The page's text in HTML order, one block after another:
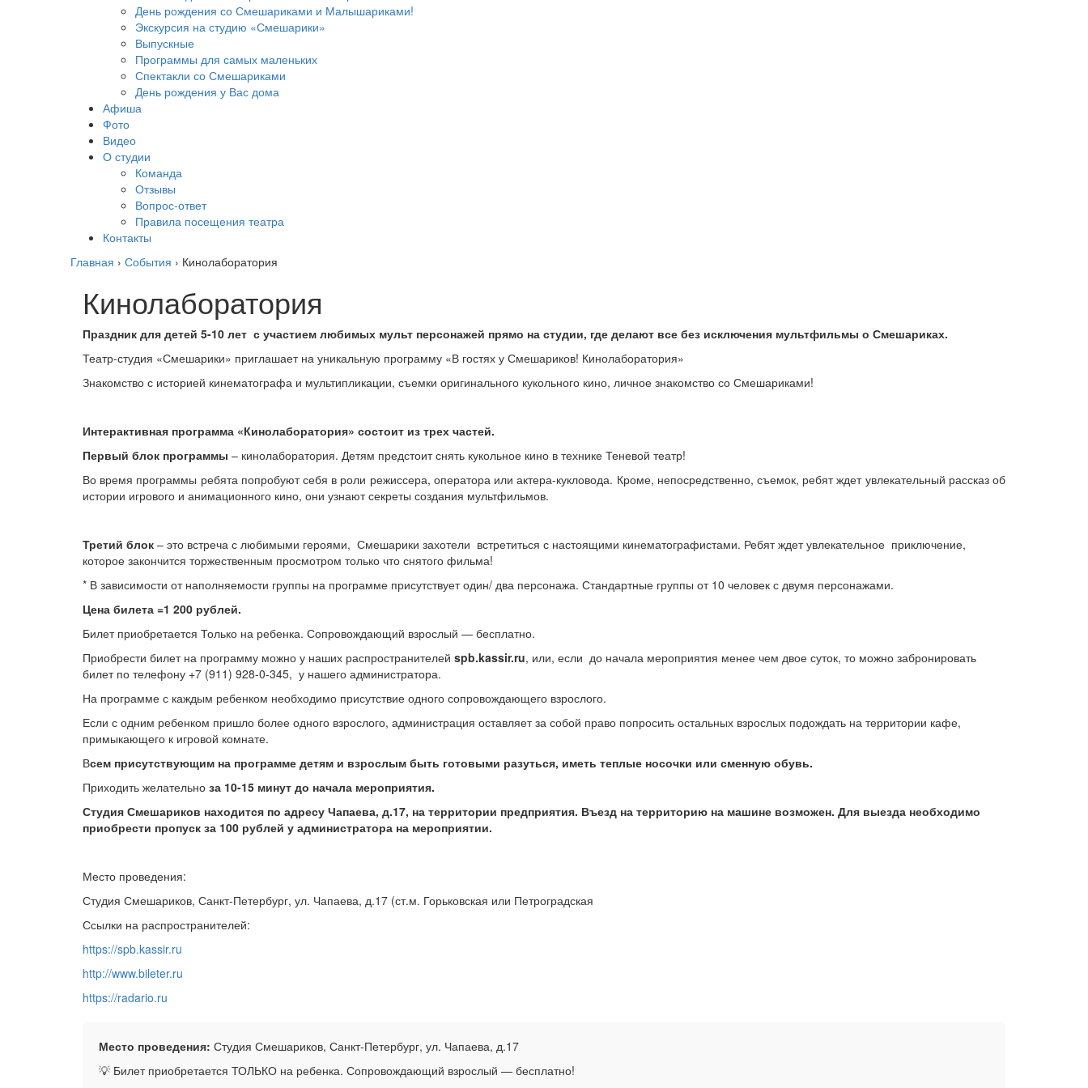
День рождения со Смешариками и Малышариками!
Экскурсия на студию «Смешарики»
Выпускные
Программы для самых маленьких
Спектакли со Смешариками
День рождения у Вас дома
Афиша
Фото
Видео
О студии
Команда
Отзывы
Вопрос-ответ
Правила посещения театра
Контакты
Главная › События › Кинолаборатория
Кинолаборатория
Праздник для детей 5-10 лет с участием любимых мульт персонажей прямо на студии, где делают все без исключения мультфильмы о Смешариках.
Театр-студия «Смешарики» приглашает на уникальную программу «В гостях у Смешариков! Кинолаборатория»
Знакомство с историей кинематографа и мультипликации, съемки оригинального кукольного кино, личное знакомство со Смешариками!
Интерактивная программа «Кинолаборатория» состоит из трех частей.
Первый блок программы – кинолаборатория. Детям предстоит снять кукольное кино в технике Теневой театр!
Во время программы ребята попробуют себя в роли режиссера, оператора или актера-кукловода. Кроме, непосредственно, съемок, ребят ждет увлекательный рассказ об
истории игрового и анимационного кино, они узнают секреты создания мультфильмов.
Третий блок – это встреча с любимыми героями, Смешарики захотели встретиться с настоящими кинематографистами. Ребят ждет увлекательное приключение,
которое закончится торжественным просмотром только что снятого фильма!
* В зависимости от наполняемости группы на программе присутствует один/ два персонажа. Стандартные группы от 10 человек с двумя персонажами.
Цена билета =1 200 рублей.
Билет приобретается Только на ребенка. Сопровождающий взрослый — бесплатно.
Приобрести билет на программу можно у наших распространителей spb.kassir.ru, или, если до начала мероприятия менее чем двое суток, то можно забронировать
билет по телефону +7 (911) 928-0-345, у нашего администратора.
На программе с каждым ребенком необходимо присутствие одного сопровождающего взрослого.
Если с одним ребенком пришло более одного взрослого, администрация оставляет за собой право попросить остальных взрослых подождать на территории кафе,
примыкающего к игровой комнате.
Всем присутствующим на программе детям и взрослым быть готовыми разуться, иметь теплые носочки или сменную обувь.
Приходить желательно за 10-15 минут до начала мероприятия.
Студия Смешариков находится по адресу Чапаева, д.17, на территории предприятия. Въезд на территорию на машине возможен. Для выезда необходимо
приобрести пропуск за 100 рублей у администратора на мероприятии.
Место проведения:
Студия Смешариков, Санкт-Петербург, ул. Чапаева, д.17 (ст.м. Горьковская или Петроградская
Ссылки на распространителей:
https://spb.kassir.ru
http://www.bileter.ru
https://radario.ru
Место проведения: Студия Смешариков, Санкт-Петербург, ул. Чапаева, д.17
💡 Билет приобретается ТОЛЬКО на ребенка. Сопровождающий взрослый — бесплатно!